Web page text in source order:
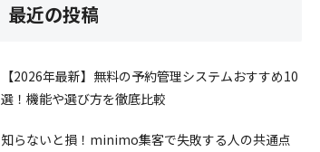
最近の投稿
【2026年最新】無料の予約管理システムおすすめ10
選！機能や選び方を徹底比較
知らないと損！minimo集客で失敗する人の共通点